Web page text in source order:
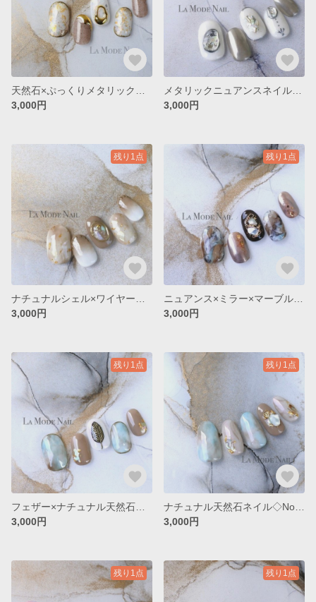
3,000円
3,000円
残り1点
3,000円
残り1点
3,000円
残り1点
3,000円
残り1点
3,000円
残り1点 残り1点